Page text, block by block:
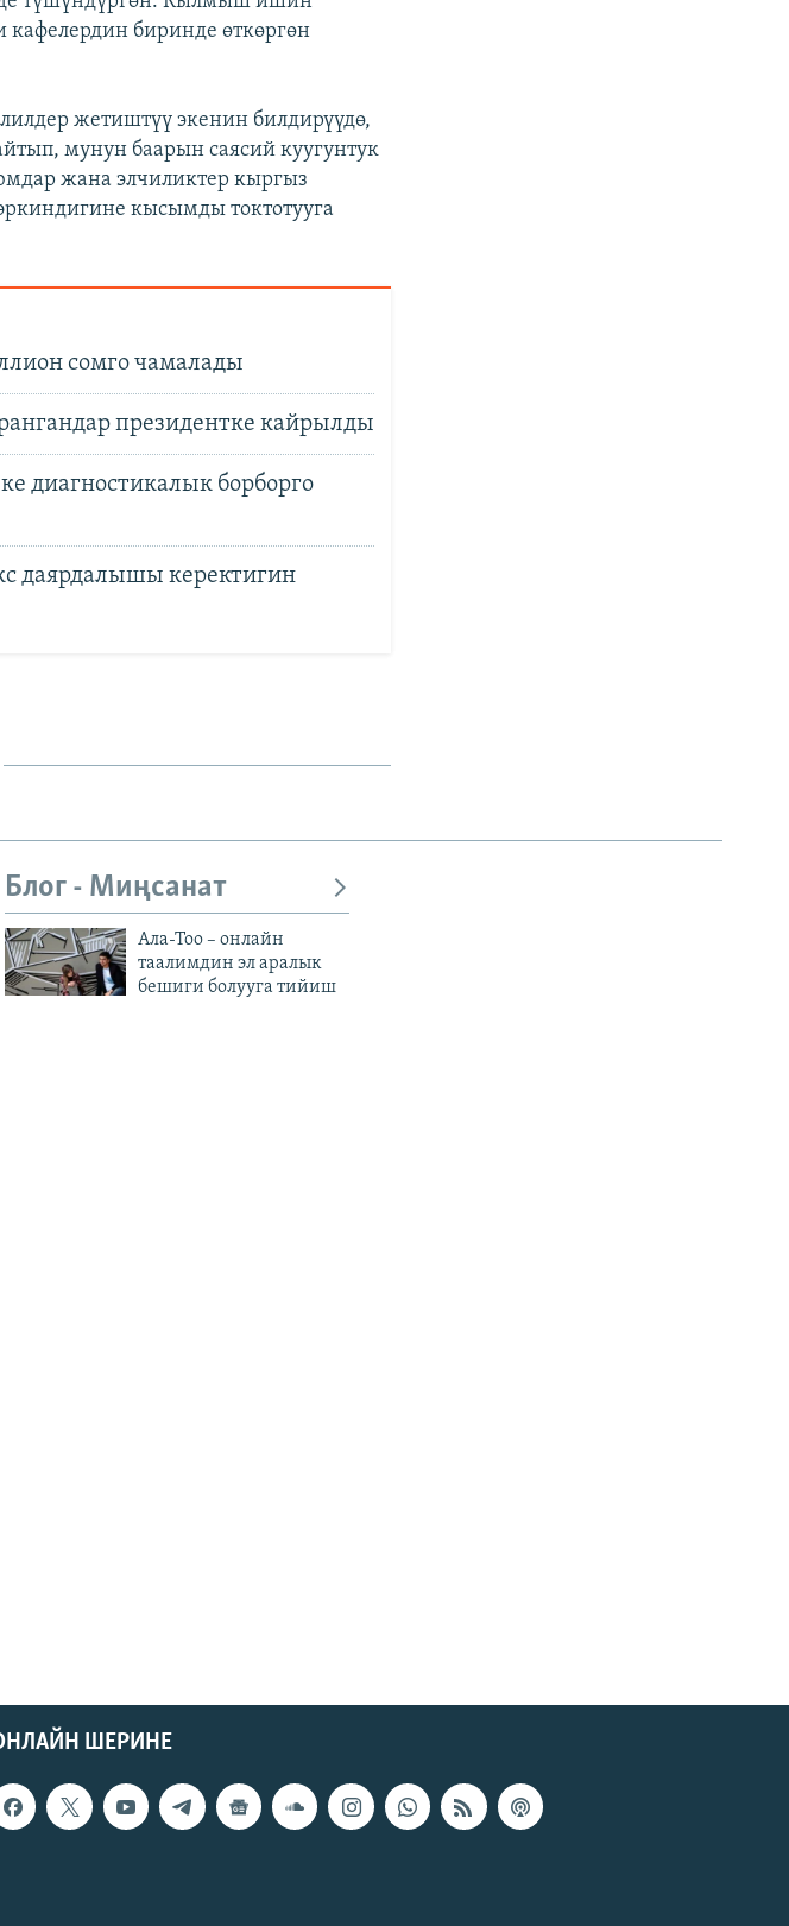
кафелердин биринде өткөргөн
жетиштүү экенин билдирүүдө,
мунун баарын саясий куугунтук
жана элчиликтер кыргыз
кысымды токтотууга
сомго чамалады
президентке кайрылды
диагностикалык борборго
даярдалышы керектигин
Блог - Миңсанат
Ала-Тоо – онлайн
таалимдин эл аралык
бешиги болууга тийиш
ШЕРИНЕ